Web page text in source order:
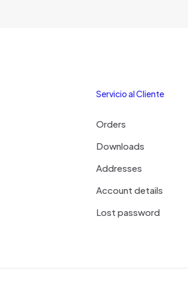
Servicio al Cliente
Orders
Downloads
Addresses
Account details
Lost password